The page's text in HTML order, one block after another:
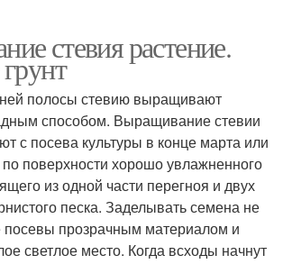
стевия растение.
полосы стевию выращивают
способом. Выращивание стевии
с посева культуры в конце марта или
поверхности хорошо увлажненного
из одной части перегноя и двух
песка. Заделывать семена не
посевы прозрачным материалом и
светлое место. Когда всходы начнут